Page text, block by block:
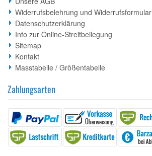
Widerrufsbelehrung und Widerrufsformular
Datenschutzerklärung
Info zur Online-Streitbeilegung
Sitemap
Kontakt
Masstabelle / Größentabelle
Zahlungsarten